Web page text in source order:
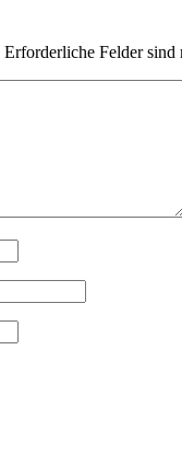
Erforderliche Felder sind